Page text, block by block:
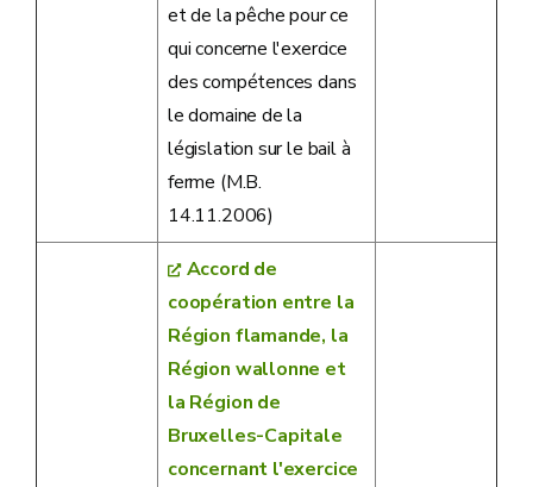
et de la pêche pour ce
qui concerne l'exercice
des compétences dans
le domaine de la
législation sur le bail à
ferme (M.B.
14.11.2006)
Accord de
coopération entre la
Région flamande, la
Région wallonne et
la Région de
Bruxelles-Capitale
concernant l'exercice